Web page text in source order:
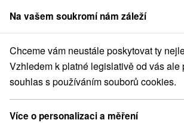
člen skupinySorger
prenájom Stredné Slovensko Žilinský kraj
Chaty na prenájom
Potok
Na vašem soukromí nám záleží
Chceme vám neustále poskytovat ty
Vzhledem k platné legislativě od vás ale
souhlas s používáním souborů cookies.
Více o personalizaci a měření